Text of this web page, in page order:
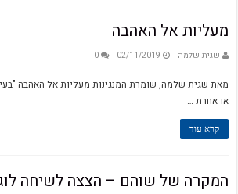
מעליות אל האהבה
שגית שלמה 02/11/2019
0
מאת שגית שלמה, שומרת המנגינות מעליות אל האהבה
או אחרת …
קרא עוד
המקרה של שוהם – הצצה לשיחה